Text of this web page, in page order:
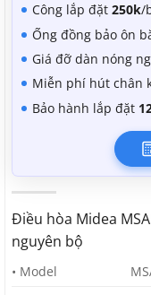
Công lắp đặt 250k/
Ống đồng bảo ôn
Giá đỡ dàn nóng
Miễn phí hút chân
Bảo hành lắp đặt
Điều hòa Midea
nguyên bộ
• Model